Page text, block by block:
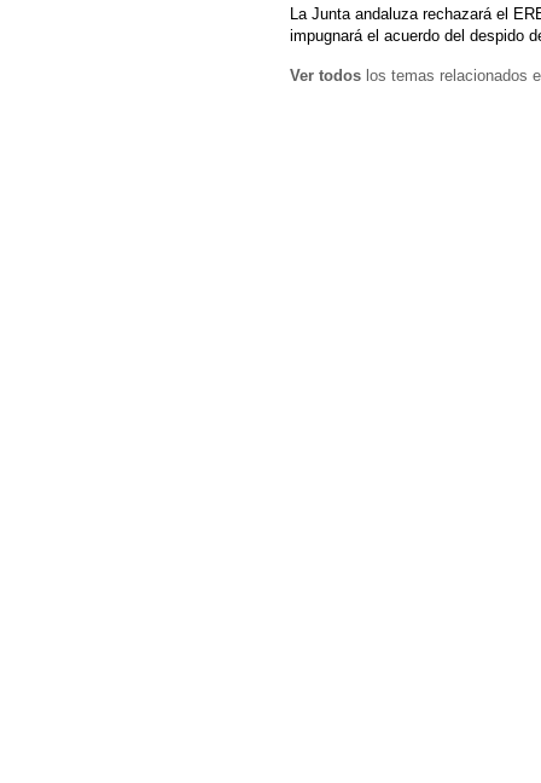
La Junta andaluza rechazará el
impugnará el acuerdo del despido
Ver todos los temas relacionados